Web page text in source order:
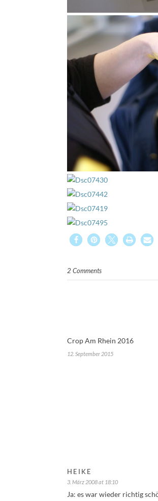
2 Comments
Crop Am Rhein 2016
12. September 2015
HEIKE
3. März 2008 at 18:10
Ja: es war wieder richtig